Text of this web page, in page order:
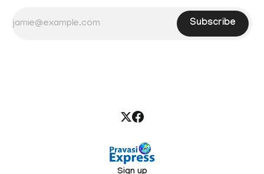
Subscribe